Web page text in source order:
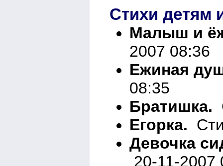
Стихи детям
Малыш и
2007 08:36
Ежиная
08:35
Братишка.
Егорка.
Девочка
20-11-2007